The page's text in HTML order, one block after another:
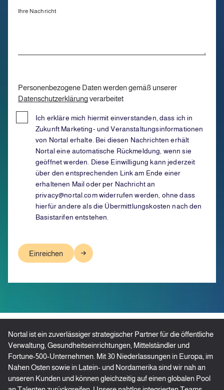
Ihre Nachricht
Personenbezogene Daten werden gemäß unserer
Datenschutzerklärungverarbeitet
Ich erkläre mich hiermit einverstanden, dass ich in
Zukunft Marketing- und Veranstaltungsinformationen
von Nortal erhalte. Bei diesen Nachrichten erhält
Nortal eine automatische Rückmeldung, wenn sie
geöffnet werden. Diese Einwilligung kann jederzeit
über den entsprechenden Link am Ende einer
erhaltenen Mail oder per Nachricht an
privacy@nortal.com widerrufen werden, ohne dass
hierfür andere als die Übermittlungskosten nach den
Basistarifen entstehen.
Nortal ist ein zuverlässiger strategischer Partner für die öffentliche
Verwaltung, Gesundheitseinrichtungen, Mittelständler und
Fortune-500-Unternehmen. Mit 30 Niederlassungen in Europa, im
Nahen Osten sowie in Latein- und Nordamerika sind wir nah an
unseren Kunden und können gleichzeitig auf einen globalen Pool